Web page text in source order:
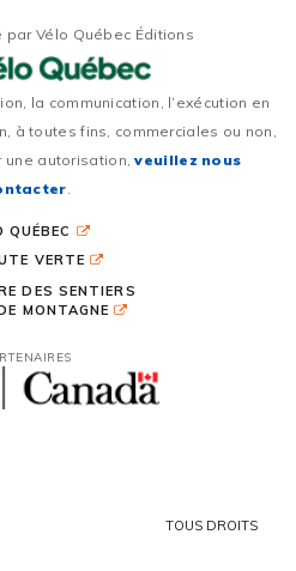
Vélo Québec Éditions
la communication, l’exécution en
à toutes fins, commerciales ou non,
une autorisation,veuillez nous
.
QUÉBEC
VERTE
DES SENTIERS
MONTAGNE
TOUS DROITS